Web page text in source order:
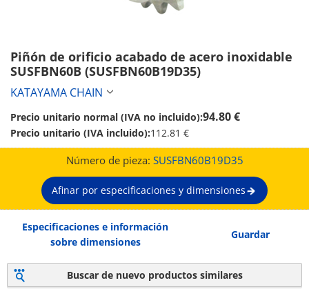
Piñón de orificio acabado de acero inoxidable
SUSFBN60B (SUSFBN60B19D35)
KATAYAMA CHAIN
Precio unitario normal (IVA no incluido):94.80 €
Precio unitario (IVA incluido):112.81 €
Número de pieza: SUSFBN60B19D35
Afinar por especificaciones y dimensiones
Especificaciones e información
sobre dimensiones
Guardar
Buscar de nuevo productos similares